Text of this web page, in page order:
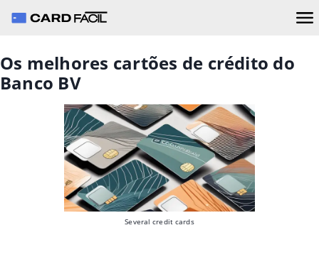
Os melhores cartões de crédito do
Banco BV
Several credit cards